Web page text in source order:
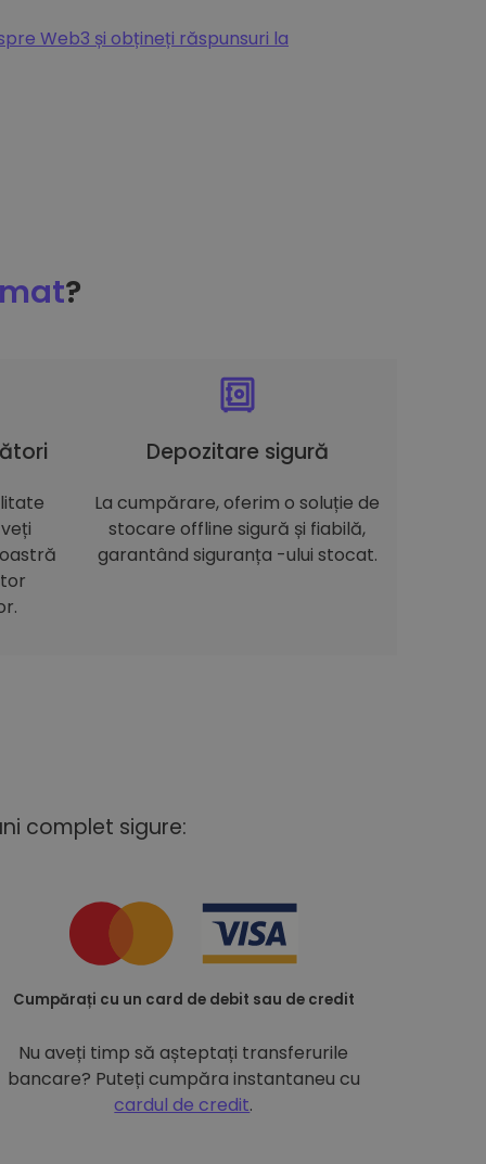
Web3 și obțineți răspunsuri la
?
Depozitare sigură
La cumpărare, oferim o soluție de
stocare offline sigură și fiabilă,
garantând siguranța -ului stocat.
complet sigure:
Cumpărați cu un card de debit sau de credit
Nu aveți timp să așteptați transferurile
bancare? Puteți cumpăra instantaneu cu
cardul de credit.